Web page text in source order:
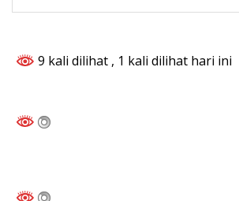
9 kali dilihat , 1 kali dilihat hari ini